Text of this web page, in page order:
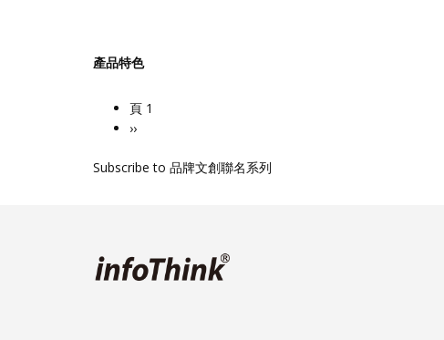
產品特色
Pagination
頁 1
下
頁
››
Subscribe to 品牌文創聯名系列